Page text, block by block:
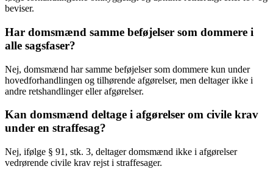
beviser.
Har domsmænd samme beføjelser som dommere i
alle sagsfaser?
Nej, domsmænd har samme beføjelser som dommere kun under
hovedforhandlingen og tilhørende afgørelser, men deltager ikke i
andre retshandlinger eller afgørelser.
Kan domsmænd deltage i afgørelser om civile krav
under en straffesag?
Nej, ifølge § 91, stk. 3, deltager domsmænd ikke i afgørelser
vedrørende civile krav rejst i straffesager.